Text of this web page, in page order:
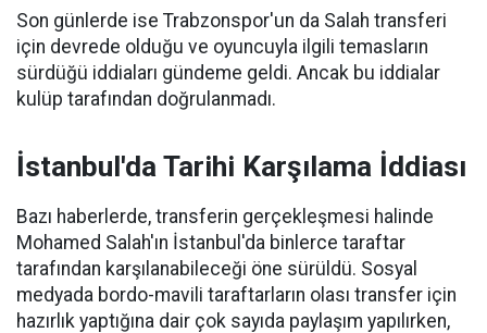
Son günlerde ise Trabzonspor'un da Salah transferi
için devrede olduğu ve oyuncuyla ilgili temasların
sürdüğü iddiaları gündeme geldi. Ancak bu iddialar
kulüp tarafından doğrulanmadı.
İstanbul'da Tarihi Karşılama İddiası
Bazı haberlerde, transferin gerçekleşmesi halinde
Mohamed Salah'ın İstanbul'da binlerce taraftar
tarafından karşılanabileceği öne sürüldü. Sosyal
medyada bordo-mavili taraftarların olası transfer için
hazırlık yaptığına dair çok sayıda paylaşım yapılırken,